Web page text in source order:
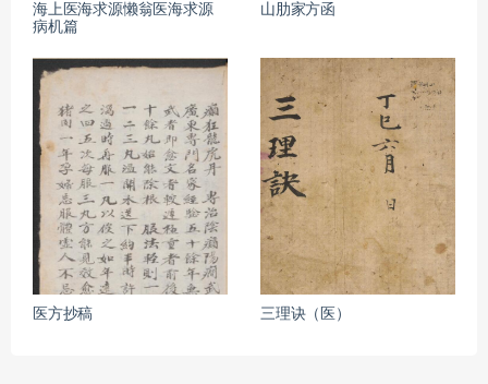
海上医海求源懒翁医海求源
病机篇
山肋家方函
医方抄稿 三理诀（医）